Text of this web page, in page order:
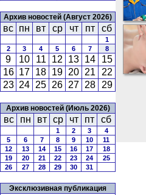
Архив новостей (Август 2026)
вс пн вт ср чт пт сб
1
2
3 4 5 6 7 8
9 10 11 12 13 14
15
16 17 18 19 20 21
22
23 24 25 26 27 28 29
Архив новостей (Июль 2026)
вс пн вт ср чт пт сб
1 2 3
4
5
6 7 8 9 10
11
12
13 14 15 16 17
18
19
20 21 22 23 24
25
26
27 28 29 30 31
Эксклюзивная публикация